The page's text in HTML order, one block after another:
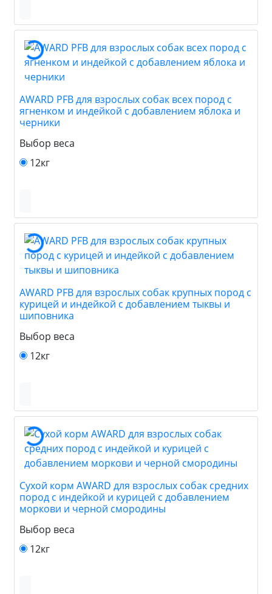
AWARD PFB для взрослых собак всех пород с
ягненком и индейкой с добавлением яблока и
черники
Выбор веса
12кг
AWARD PFB для взрослых собак крупных пород с
курицей и индейкой с добавлением тыквы и
шиповника
Выбор веса
12кг
Сухой корм AWARD для взрослых собак средних
пород с индейкой и курицей с добавлением
моркови и черной смородины
Выбор веса
12кг